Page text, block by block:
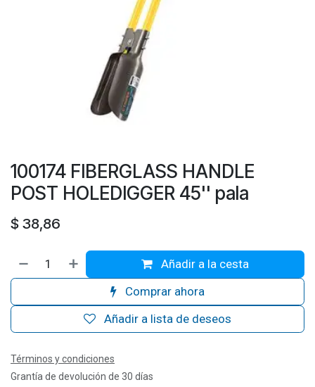
100174 FIBERGLASS HANDLE
POST HOLEDIGGER 45'' pala
$ 38,86
Añadir a la cesta
Comprar ahora
Añadir a lista de deseos
Términos y condiciones
Grantía de devolución de 30 días